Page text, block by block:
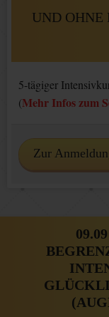
UND
5-tägiger
(Mehr Infos zum
Zur